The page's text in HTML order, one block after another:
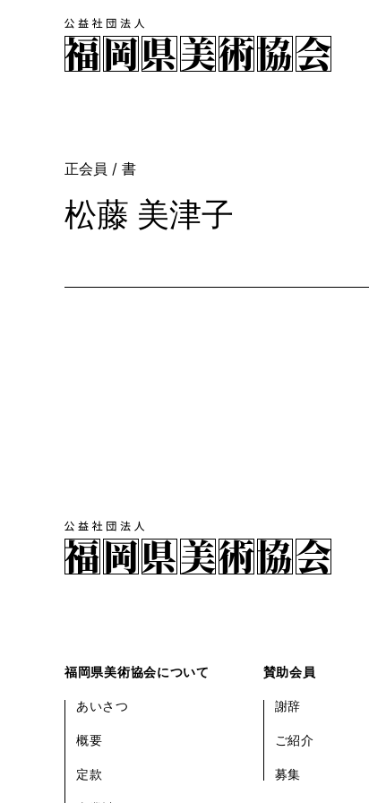
正会員 / 書
松藤 美津子
福岡県美術協会について
あいさつ
概要
定款
賛助会員
謝辞
ご紹介
募集